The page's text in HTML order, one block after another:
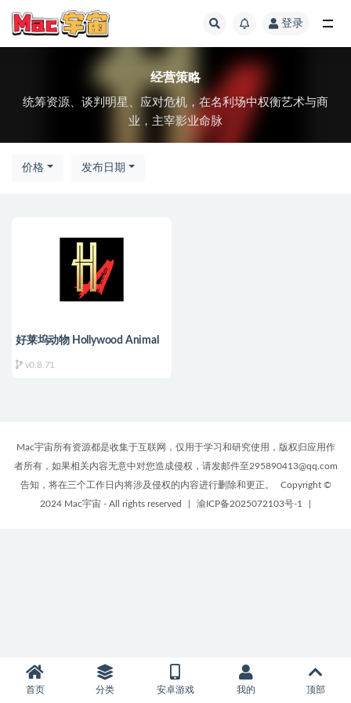
登录
经营策略
统筹资源、谈判明星、应对危机，在名利场中权衡艺术与商
业，主宰影业命脉
价格 发布日期
好莱坞动物 Hollywood Animal
v0.8.71
Mac宇宙所有资源都是收集于互联网，仅用于学习和研究使用，版权归应用作
者所有，如果相关内容无意中对您造成侵权，请发邮件至295890413@qq.com
告知，将在三个工作日内将涉及侵权的内容进行删除和更正。
Copyright ©
2024 Mac宇宙 - All rights reserved
渝ICP备2025072103号-1
首页 分类 安卓游戏 我的 顶部